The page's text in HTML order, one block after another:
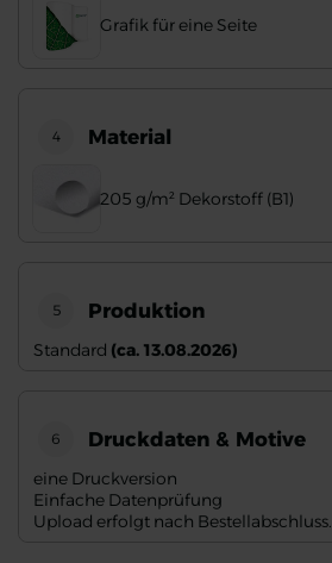
Grafik für eine Seite
4 Material
205 g/m² Dekorstoff (B1)
5 Produktion
Standard (ca. 13.08.2026)
6 Druckdaten & Motive
eine Druckversion
Einfache Datenprüfung
Upload erfolgt nach Bestellabschluss.